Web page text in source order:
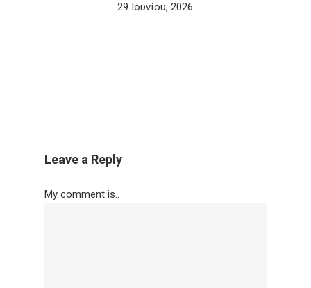
29 Ιουνίου, 2026
Leave a Reply
My comment is..